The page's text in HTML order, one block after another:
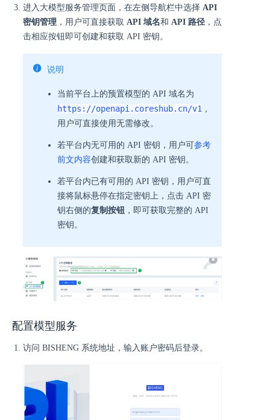
进入大模型服务管理页面，在左侧导航栏中选择 API
密钥管理 ，用户可直接获取 API 域名和 API 路径 ，点
击相应按钮即可创建和获取 API 密钥。
说明
当前平台上的预置模型的 API 域名为
https://openapi.coreshub.cn/v1 ，
用户可直接使用无需修改。
若平台内无可用的 API 密钥，用户可参考
前文内容创建和获取新的 API 密钥。
若平台内已有可用的 API 密钥，用户可直
接将鼠标悬停在指定密钥上，点击 API 密
钥右侧的复制按钮 ，即可获取完整的 API
密钥。
配置模型服务
访问 BISHENG 系统地址，输入账户密码后登录。